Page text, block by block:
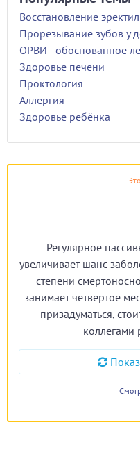
Восстановление
Прорезывание зубов у
ОРВИ - обоснованное
Здоровье печени
Проктология
Аллергия
Здоровье ребёнка
Регулярное
увеличивает шанс
степени
занимает четвертое
призадуматься,
коллегами